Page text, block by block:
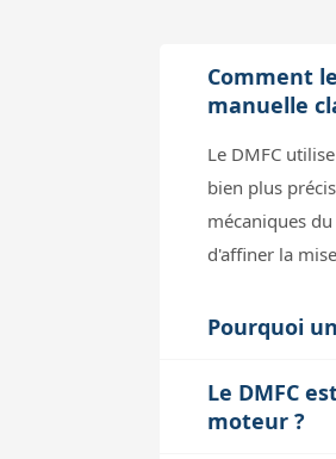
Comment
manuelle
Le DMFC
bien plus
mécaniques
d'affiner la
Pourquoi
contractent
Le DMFC
moteur ?